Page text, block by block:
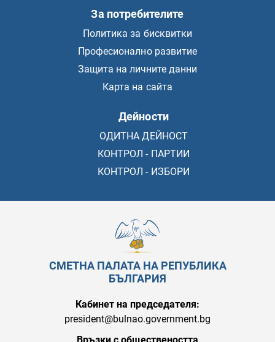
За потребителите
Политика за бисквитки
Професионално развитие
Защита на личните данни
Карта на сайта
Дейности
ОДИТНА ДЕЙНОСТ
КОНТРОЛ - ПАРТИИ
КОНТРОЛ - ИЗБОРИ
СМЕТНА ПАЛАТА НА РЕПУБЛИКА
БЪЛГАРИЯ
Кабинет на председателя:
president@bulnao.government.bg